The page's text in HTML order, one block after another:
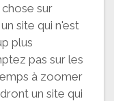
sur
site qui n'est
plus
pas sur les
à zoomer
un site qui